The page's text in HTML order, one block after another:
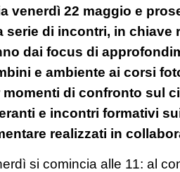
venerdì 22 maggio e
serie di incontri, in chiave
dai focus di
e ambiente ai corsi
momenti di confronto sul
e incontri formativi
realizzati in
si comincia alle 11: al